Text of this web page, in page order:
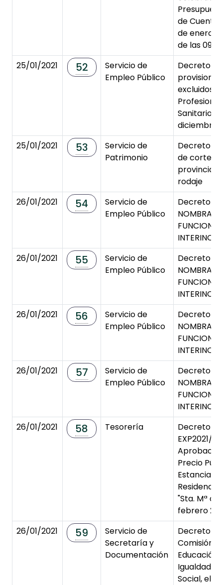
de
de enero
de las
25/01/2021
52
Servicio de
Empleo Público
Decreto
provisional
excluidos
Sanitario
diciembre
25/01/2021
53
Servicio de
Patrimonio
Decreto
de corte
provincial
rodaje
26/01/2021
54
Servicio de
Empleo Público
Decreto de
INTERINO/A
26/01/2021
55
Servicio de
Empleo Público
Decreto de
INTERINO/A
26/01/2021
56
Servicio de
Empleo Público
Decreto de
INTERINO/A
26/01/2021
57
Servicio de
Empleo Público
Decreto de
INTERINO/A
26/01/2021
58 Tesorería
Decreto de
EXP2021/
Precio
Estancias
"Sta. Mª
febrero
26/01/2021
59
Servicio de
Secretaría y
Documentación
Decreto
Comisión
Educación,
Igualdad y
Social, el